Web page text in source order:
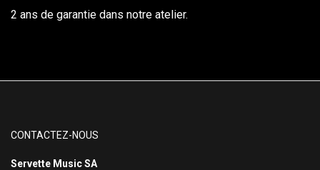
2 ans de garantie dans notre atelier.
CONTACTEZ-NOUS
Servette Music SA